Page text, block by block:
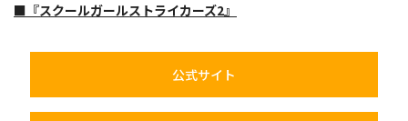
■『スクールガールストライカーズ2』
公式サイト